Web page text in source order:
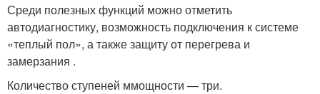
Среди полезных функций можно отметить
автодиагностику, возможность подключения к системе
«теплый пол», а также защиту от перегрева и
замерзания .
Количество ступеней ммощности — три.